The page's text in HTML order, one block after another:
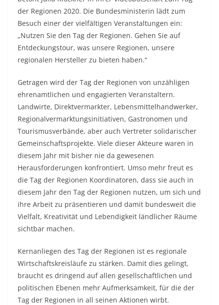
der Regionen 2020. Die Bundesministerin lädt zum
Besuch einer der vielfältigen Veranstaltungen ein:
„Nutzen Sie den Tag der Regionen. Gehen Sie auf
Entdeckungstour, was unsere Regionen, unsere
regionalen Hersteller zu bieten haben.“
Getragen wird der Tag der Regionen von unzähligen
ehrenamtlichen und engagierten Veranstaltern.
Landwirte, Direktvermarkter, Lebensmittelhandwerker,
Regionalvermarktungsinitiativen, Gastronomen und
Tourismusverbände, aber auch Vertreter solidarischer
Gemeinschaftsprojekte. Viele dieser Akteure waren in
diesem Jahr mit bisher nie da gewesenen
Herausforderungen konfrontiert. Umso mehr freut es
die Tag der Regionen Koordinatoren, dass sie auch in
diesem Jahr den Tag der Regionen nutzen, um sich und
ihre Arbeit zu präsentieren und damit bundesweit die
Vielfalt, Kreativität und Lebendigkeit ländlicher Räume
sichtbar machen.
Kernanliegen des Tag der Regionen ist es regionale
Wirtschaftskreisläufe zu stärken. Damit dies gelingt,
braucht es dringend auf allen gesellschaftlichen und
politischen Ebenen mehr Aufmerksamkeit, für die der
Tag der Regionen in all seinen Aktionen wirbt.